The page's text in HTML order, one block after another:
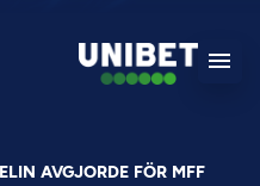
AVGJORDE FÖR MFF